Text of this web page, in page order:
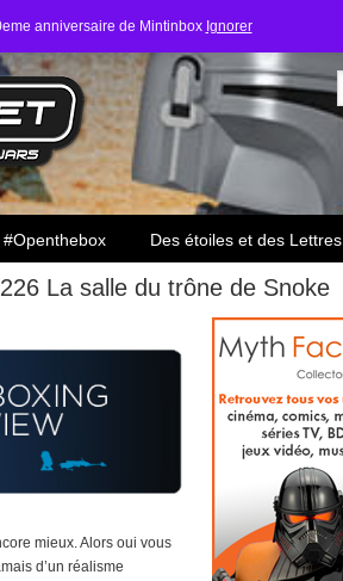
anniversaire de Mintinbox Ignorer
#Openthebox Des étoiles et des Lettres
La salle du trône de Snoke
mieux. Alors oui vous
d’un réalisme